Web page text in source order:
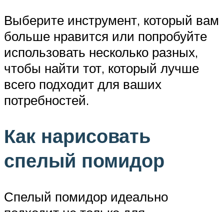
Выберите инструмент, который вам
больше нравится или попробуйте
использовать несколько разных,
чтобы найти тот, который лучше
всего подходит для ваших
потребностей.
Как нарисовать
спелый помидор
Спелый помидор идеально